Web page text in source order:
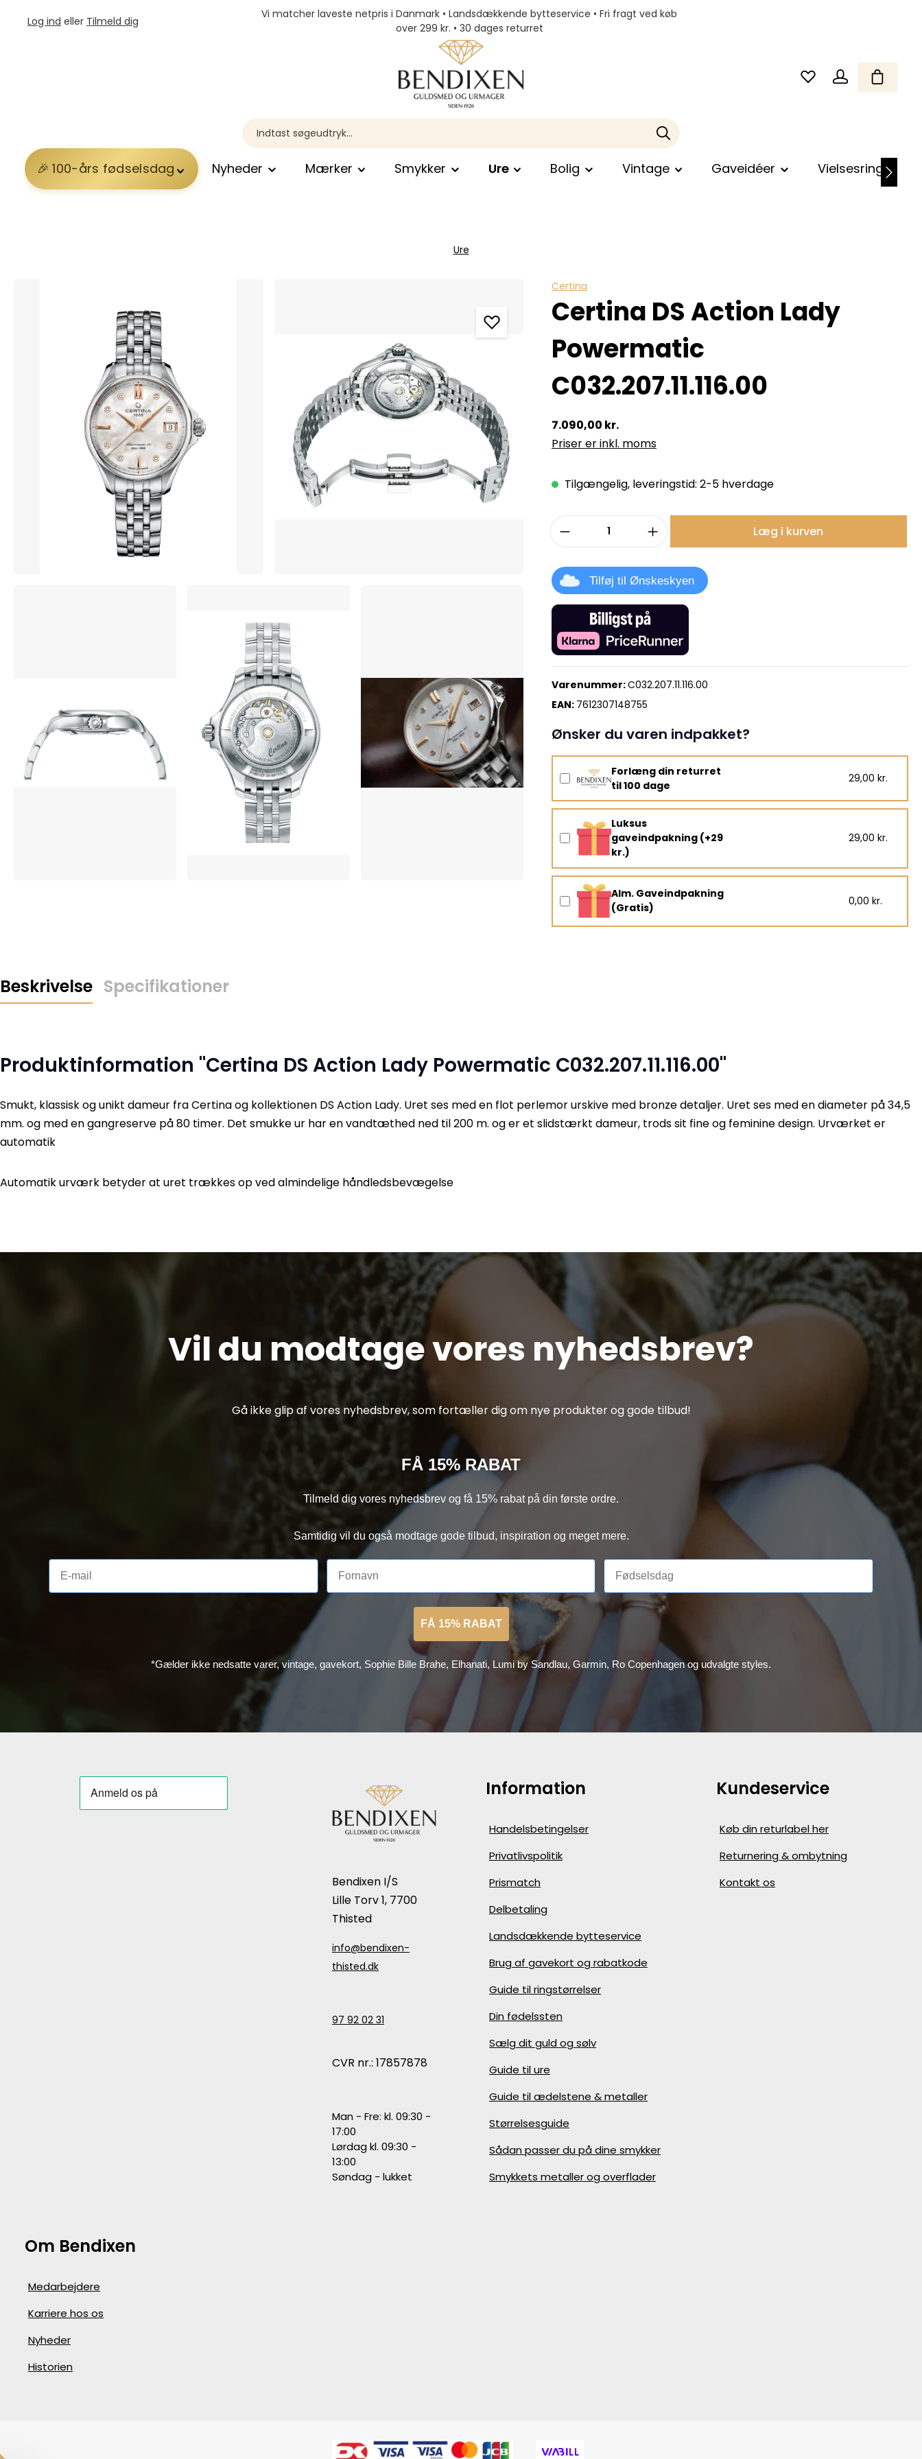
Log ind eller Tilmeld dig
Vi matcher laveste netpris i Danmark • Landsdækkende bytteservice • Fri fragt ved køb
over 299 kr. • 30 dages returret
100-års fødselsdag Nyheder Mærker Smykker Ure Bolig Vintage Gaveidéer Vielsesringe
Ure
Certina
Certina DS Action Lady
Powermatic
C032.207.11.116.00
7.090,00 kr.
Priser er inkl. moms
Tilgængelig, leveringstid: 2-5 hverdage
Produktmængde: Indtast det ønskede
Læg i kurven
Tilføj til Ønskeskyen
Varenummer:C032.207.11.116.00
EAN: 7612307148755
Ønsker du varen indpakket?
Forlæng din returret
til 100 dage
29,00 kr.
Luksus
gaveindpakning (+29
kr.)
29,00 kr.
Alm. Gaveindpakning
(Gratis)
0,00 kr.
Beskrivelse Specifikationer
Produktinformation "Certina DS Action Lady Powermatic C032.207.11.116.00"
Smukt, klassisk og unikt dameur fra Certina og kollektionen DS Action Lady. Uret ses med en flot perlemor urskive med bronze detaljer. Uret ses med en diameter på 34,5
mm. og med en gangreserve på 80 timer. Det smukke ur har en vandtæthed ned til 200 m. og er et slidstærkt dameur, trods sit fine og feminine design. Urværket er
automatik
Automatik urværk betyder at uret trækkes op ved almindelige håndledsbevægelse
Vil du modtage vores nyhedsbrev?
Gå ikke glip af vores nyhedsbrev, som fortæller dig om nye produkter og gode tilbud!
FÅ 15% RABAT
Tilmeld dig vores nyhedsbrev og få 15% rabat på din første ordre.
Samtidig vil du også modtage gode tilbud, inspiration og meget mere.
FÅ 15% RABAT
*Gælder ikke nedsatte varer, vintage, gavekort, Sophie Bille Brahe, Elhanati, Lumi by Sandlau, Garmin, Ro Copenhagen og udvalgte styles.
Bendixen I/S
Lille Torv 1, 7700
Thisted
info@bendixen-
thisted.dk
97 92 02 31
CVR nr.: 17857878
Man - Fre: kl. 09:30 -
17:00
Lørdag kl. 09:30 -
13:00
Søndag - lukket
Information
Handelsbetingelser
Privatlivspolitik
Prismatch
Delbetaling
Landsdækkende bytteservice
Brug af gavekort og rabatkode
Guide til ringstørrelser
Din fødelssten
Sælg dit guld og sølv
Guide til ure
Guide til ædelstene & metaller
Størrelsesguide
Sådan passer du på dine smykker
Smykkets metaller og overflader
Kundeservice
Køb din returlabel her
Returnering & ombytning
Kontakt os
Om Bendixen
Medarbejdere
Karriere hos os
Nyheder
Historien